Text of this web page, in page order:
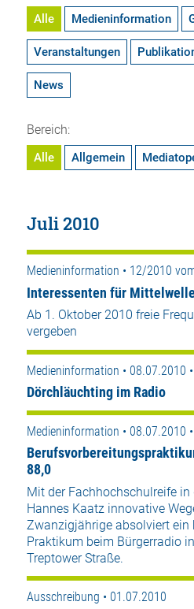
Alle Medieninformation
Veranstaltungen
News
Bereich:
Alle Allgemein
Juli 2010
Medieninformation • 12/2010
Interessenten für
Ab 1. Oktober 2010 freie
vergeben
Medieninformation • 08.07.2010
Dörchläuchting im Radio
Medieninformation • 08.07.2010
88,0
Mit der Fachhochschulreife in
Hannes Kaatz innovative
Zwanzigjährige absolviert ein
Praktikum beim Bürgerradio
Treptower Straße.
Ausschreibung • 01.07.2010